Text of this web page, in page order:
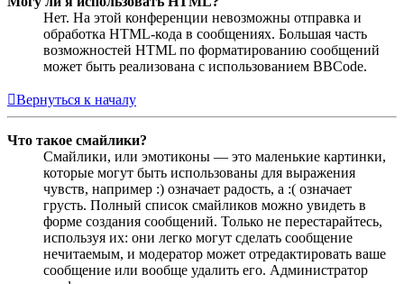
Нет. На этой конференции невозможны отправка и
обработка HTML-кода в сообщениях. Большая часть
возможностей HTML по форматированию сообщений
может быть реализована с использованием BBCode.
Вернуться к началу
Что такое смайлики?
Смайлики, или эмотиконы — это маленькие картинки,
которые могут быть использованы для выражения
чувств, например :) означает радость, а :( означает
грусть. Полный список смайликов можно увидеть в
форме создания сообщений. Только не перестарайтесь,
используя их: они легко могут сделать сообщение
нечитаемым, и модератор может отредактировать ваше
сообщение или вообще удалить его. Администратор